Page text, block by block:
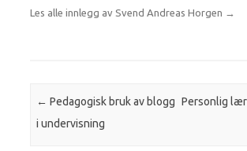
Les alle innlegg av Svend Andreas Horgen →
Innleggsnavigasjon
← Pedagogisk bruk av blogg
i undervisning
Personlig